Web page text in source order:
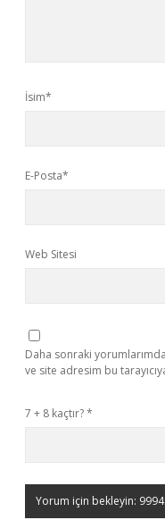
İsim*
E-Posta*
Web Sitesi
Daha sonraki
ve site adresim bu
7 + 8 kaçtır?*